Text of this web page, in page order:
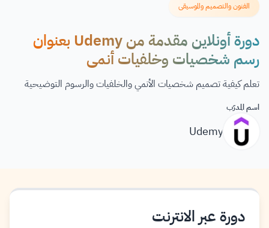
الفنون والتصميم والموسيقى
دورة أونلاين مقدمة من Udemy بعنوان
رسم شخصيات وخلفيات أنمي
تعلم كيفية تصميم شخصيات الأنمي والخلفيات والرسوم التوضيحية
اسم المدرّب
Udemy
دورة عبر الانترنت